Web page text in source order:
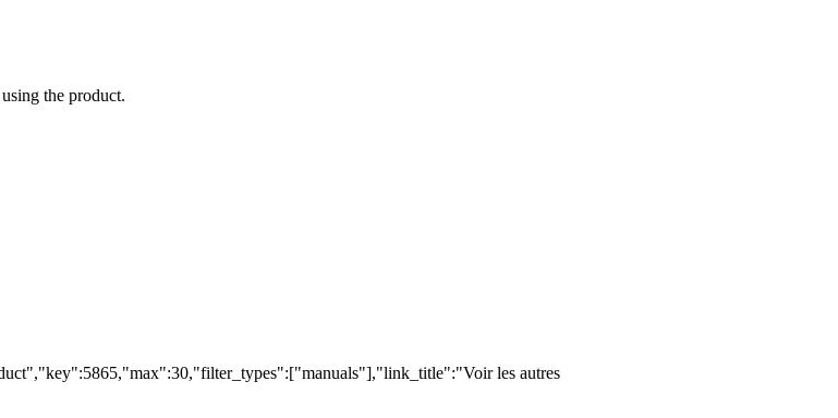
the product.
les autres